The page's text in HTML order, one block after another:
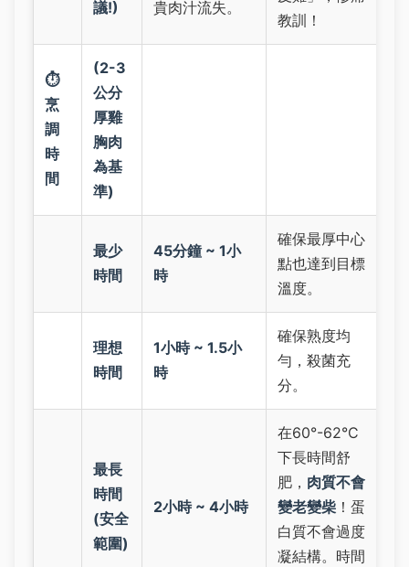
議!) 貴肉汁流失。
教訓！
⏱️
烹
調
時
間
(2-3
公分
厚雞
胸肉
為基
準)
最少
時間
45分鐘 ~ 1小
時
確保最厚中心
點也達到目標
溫度。
理想
時間
1小時 ~ 1.5小
時
確保熟度均
勻，殺菌充
分。
最長
時間
(安全
範圍)
2小時 ~ 4小時
在60°-62°C
下長時間舒
肥， 肉質不會
變老變柴 ！蛋
白質不會過度
凝結構。時間